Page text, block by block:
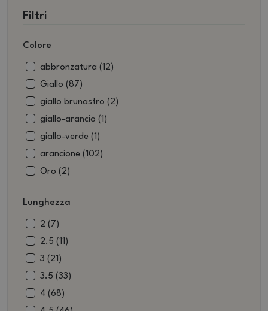
Filtri
Colore
abbronzatura (12)
Giallo (87)
giallo brunastro (2)
giallo-arancio (1)
giallo-verde (1)
arancione (102)
Oro (2)
Blu Beige (2)
blu brunastro (7)
blu e bianco (13)
blu-grigio (1)
blu-nero (1)
Mattone (54)
Lunghezza
2 (7)
2.5 (11)
3 (21)
3.5 (33)
4 (68)